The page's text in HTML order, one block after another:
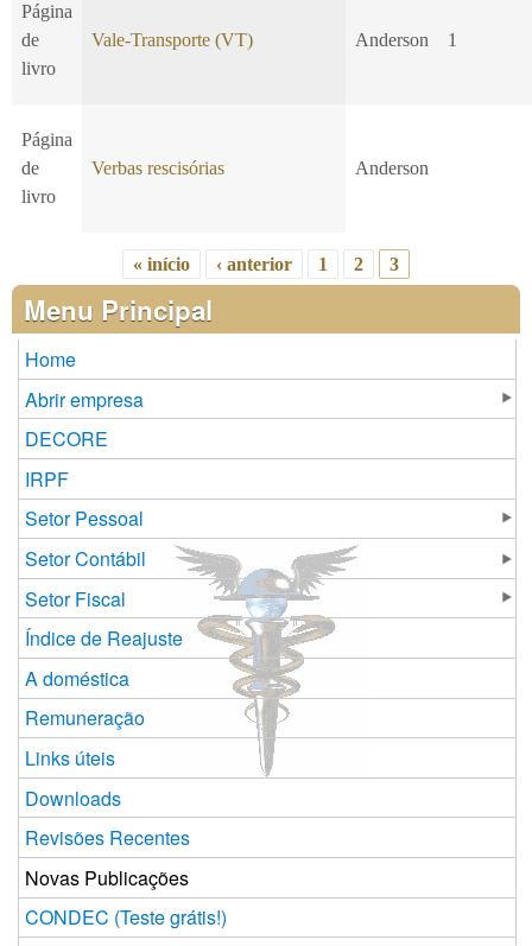
Página
de
livro
Vale-Transporte (VT) Anderson 1
Página
de
livro
Verbas rescisórias Anderson
Páginas
« início ‹ anterior 1 2 3
Menu Principal
Home
Abrir empresa
DECORE
IRPF
Setor Pessoal
Setor Contábil
Setor Fiscal
Índice de Reajuste
A doméstica
Remuneração
Links úteis
Downloads
Revisões Recentes
Novas Publicações
CONDEC (Teste grátis!)